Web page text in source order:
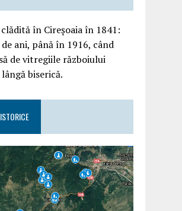
în Cireșoaia în 1841:
ani, până în 1916, când
de vitregiile războiului
biserică.